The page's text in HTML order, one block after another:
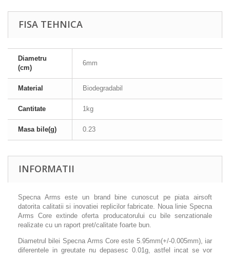
FISA TEHNICA
Diametru
(cm)
6mm
Material Biodegradabil
Cantitate 1kg
Masa bile(g) 0.23
INFORMATII
Specna Arms este un brand bine cunoscut pe piata airsoft
datorita calitatii si inovatiei replicilor fabricate. Noua linie Specna
Arms Core extinde oferta producatorului cu bile senzationale
realizate cu un raport pret/calitate foarte bun.
Diametrul bilei Specna Arms Core este 5.95mm(+/-0.005mm), iar
diferentele in greutate nu depasesc 0.01g, astfel incat se vor